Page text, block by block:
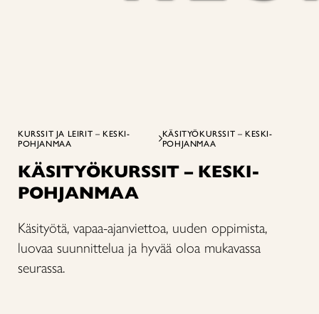
KURSSIT JA LEIRIT – KESKI-
POHJANMAA
KÄSITYÖKURSSIT – KESKI-
POHJANMAA
KÄSITYÖKURSSIT – KESKI-
POHJANMAA
Käsityötä, vapaa-ajanviettoa, uuden oppimista,
luovaa suunnittelua ja hyvää oloa mukavassa
seurassa.